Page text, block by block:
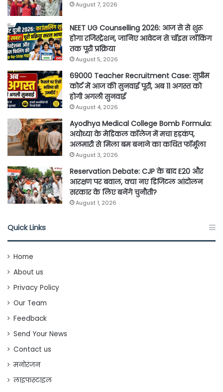
August 7, 2026
NEET UG Counselling 2026: आज से से शुरू
होगा रजिस्ट्रेशन, जानिए आवेदन से चॉइस लॉकिंग
तक पूरी प्रक्रिया
August 5, 2026
69000 Teacher Recruitment Case: सुप्रीम
कोर्ट में आज की सुनवाई पूरी, अब 11 अगस्त को
होगी अगली सुनवाई
August 4, 2026
Ayodhya Medical College Bomb Formula:
अयोध्या के मेडिकल कॉलेज में मचा हड़कंप,
अलमारी से मिला बम बनाने का कथित फॉर्मूला
August 3, 2026
Reservation Debate: CJP के बाद E20 और
आरक्षण पर बवाल, क्या नए डिजिटल आंदोलन
सरकार के लिए बनेंगे चुनौती?
August 1, 2026
Quick Links
Home
About us
Privacy Policy
Our Team
Feedback
Send Your News
Contact us
मनोरंजन
लाइफस्टाइल